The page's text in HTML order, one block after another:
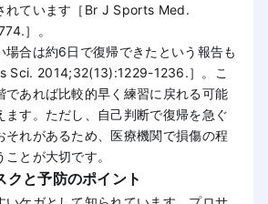
れています［Br J Sports Med.
］。
場合は約6日で復帰できたという報告も
Sci. 2014;32(13):1229-1236.］。こ
であれば比較的早く練習に戻れる可能
ます。ただし、自己判断で復帰を急ぐ
それがあるため、医療機関で損傷の程
とが大切です。
クと予防のポイント